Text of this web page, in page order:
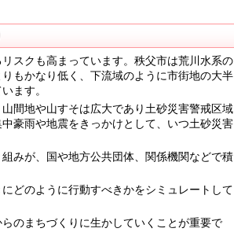
スクも高まっています。秩父市は荒川水系の
もかなり低く、下流域のように市街地の大半
ます。
間地や山すそは広大であり土砂災害警戒区域
豪雨や地震をきっかけとして、いつ土砂災害
みが、国や地方公共団体、関係機関などで積
どのように行動すべきかをシミュレートして
のまちづくりに生かしていくことが重要で